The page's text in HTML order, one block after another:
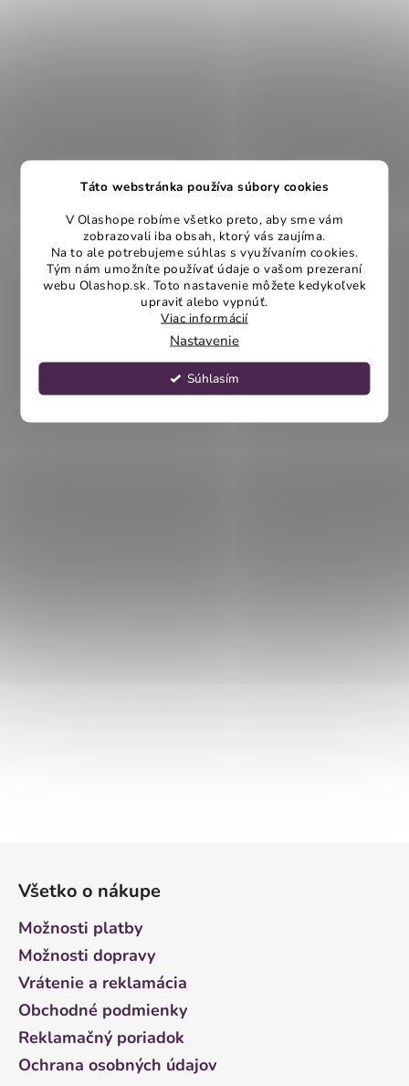
Táto webstránka používa súbory cookies
V Olashope robíme všetko preto, aby sme vám
zobrazovali iba obsah, ktorý vás zaujíma.
Na to ale potrebujeme súhlas s využívaním cookies.
Tým nám umožníte používať údaje o vašom prezeraní
webu Olashop.sk. Toto nastavenie môžete kedykoľvek
upraviť alebo vypnúť.
Viac informácií
Nastavenie
Súhlasím
Všetko o nákupe
Možnosti platby
Možnosti dopravy
Vrátenie a reklamácia
Obchodné podmienky
Reklamačný poriadok
Ochrana osobných údajov